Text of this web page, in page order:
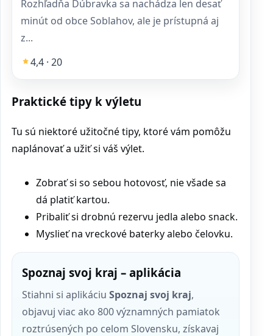
Rozhľadňa Dúbravka sa nachádza len desať
minút od obce Soblahov, ale je prístupná aj
z...
4,4 · 20
Praktické tipy k výletu
Tu sú niektoré užitočné tipy, ktoré vám pomôžu
naplánovať a užiť si váš výlet.
Zobrať si so sebou hotovosť, nie všade sa
dá platiť kartou.
Pribaliť si drobnú rezervu jedla alebo snack.
Myslieť na vreckové baterky alebo čelovku.
Spoznaj svoj kraj – aplikácia
Stiahni si aplikáciu Spoznaj svoj kraj,
objavuj viac ako 800 významných pamiatok
roztrúsených po celom Slovensku, získavaj